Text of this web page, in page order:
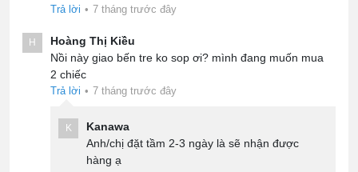
Trả lời • 7 tháng trước đây
H
Hoàng Thị Kiều
Nồi này giao bến tre ko sop ơi? mình đang muốn mua
2 chiếc
Trả lời • 7 tháng trước đây
K
Kanawa
Anh/chị đặt tầm 2-3 ngày là sẽ nhận được
hàng ạ